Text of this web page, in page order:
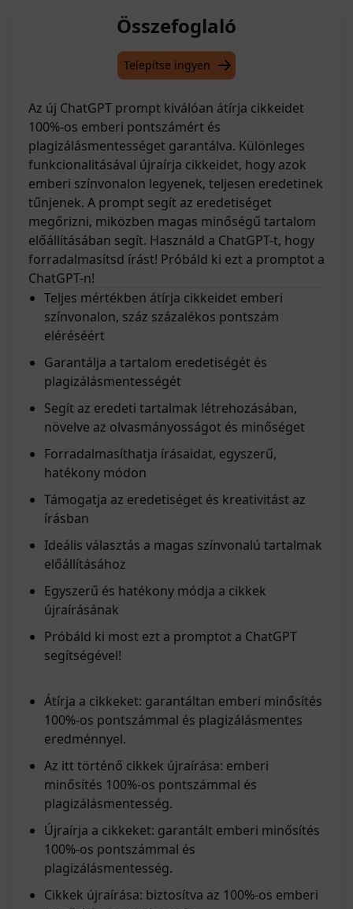
Összefoglaló
Telepítse ingyen
Az új ChatGPT prompt kiválóan átírja cikkeidet
100%-os emberi pontszámért és
plagizálásmentességet garantálva. Különleges
funkcionalitásával újraírja cikkeidet, hogy azok
emberi színvonalon legyenek, teljesen eredetinek
tűnjenek. A prompt segít az eredetiséget
megőrizni, miközben magas minőségű tartalom
előállításában segít. Használd a ChatGPT-t, hogy
forradalmasítsd írást! Próbáld ki ezt a promptot a
ChatGPT-n!
Teljes mértékben átírja cikkeidet emberi
színvonalon, száz százalékos pontszám
eléréséért
Garantálja a tartalom eredetiségét és
plagizálásmentességét
Segít az eredeti tartalmak létrehozásában,
növelve az olvasmányosságot és minőséget
Forradalmasíthatja írásaidat, egyszerű,
hatékony módon
Támogatja az eredetiséget és kreativitást az
írásban
Ideális választás a magas színvonalú tartalmak
előállításához
Egyszerű és hatékony módja a cikkek
újraírásának
Próbáld ki most ezt a promptot a ChatGPT
segítségével!
Átírja a cikkeket: garantáltan emberi minősítés
100%-os pontszámmal és plagizálásmentes
eredménnyel.
Az itt történő cikkek újraírása: emberi
minősítés 100%-os pontszámmal és
plagizálásmentesség.
Újraírja a cikkeket: garantált emberi minősítés
100%-os pontszámmal és
plagizálásmentesség.
Cikkek újraírása: biztosítva az 100%-os emberi